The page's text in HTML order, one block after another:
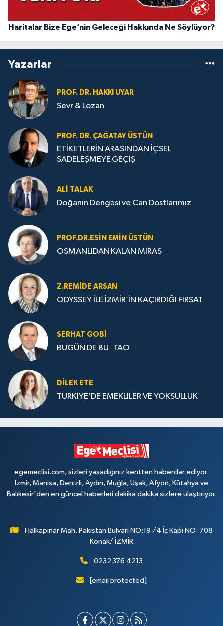
Haritalar Bize Ege’nin Geleceği Hakkında Ne Söylüyor?
Yazarlar
PROF. DR. HAKKI UYAR
Sevr & Lozan
PROF. DR. ÇAĞATAY ÜSTÜN
ETİKETLERİN ARASINDAN İÇSEL
SADELEŞMEYE GEÇİŞ
ALI TALAK
Doğanın Dengesi ve Can Dostlarımız
PROF.DR.ESIN EMIN ÜSTÜN
OSMANLIDAN KALAN MİRAS
Z.REMIDE ARSAN
ODYSSEY İLE İZMİR’İN KAÇIRDIĞI FIRSAT
SERHAT GOBİ
BUGÜN DE BU : TAO
DILEK ETE
TÜRKİYE’DE EMEKLİLER VE YOKSULLUK
egemeclisi.com, sizleri yaşadığınız kentten haberdar ediyor.
İzmir, Manisa, Denizli, Aydın, Muğla, Uşak, Afyon, Kütahya ve
Balıkesir'den en güncel haberleri dakika dakika sizlere ulaştırıyor.
Halkapınar Mah. Pakistan Bulvarı NO:19 /4 İç Kapı NO: 708
Konak/ İZMİR
0232 376 4213
[email protected]